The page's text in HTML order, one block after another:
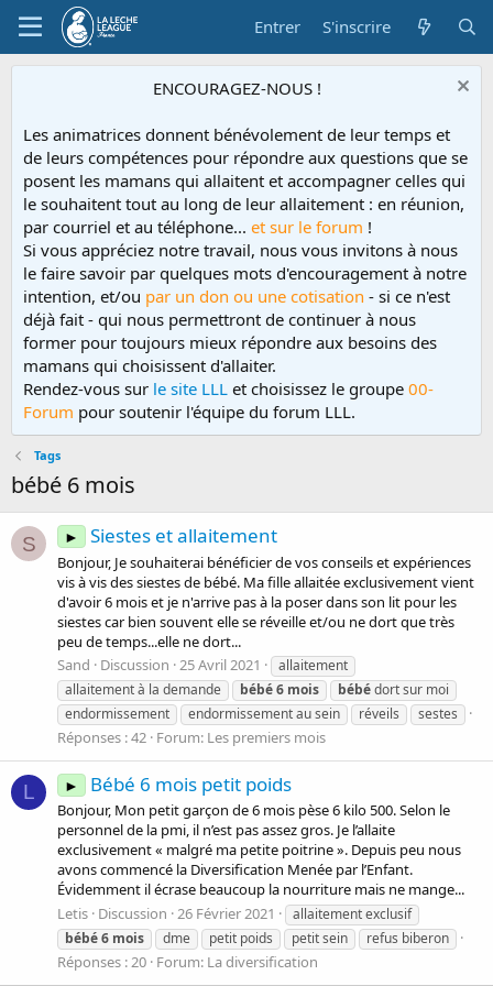
Entrer S'inscrire
ENCOURAGEZ-NOUS !
Les animatrices donnent bénévolement de leur temps et
de leurs compétences pour répondre aux questions que se
posent les mamans qui allaitent et accompagner celles qui
le souhaitent tout au long de leur allaitement : en réunion,
par courriel et au téléphone... et sur le forum !
Si vous appréciez notre travail, nous vous invitons à nous
le faire savoir par quelques mots d'encouragement à notre
intention, et/ou par un don ou une cotisation - si ce n'est
déjà fait - qui nous permettront de continuer à nous
former pour toujours mieux répondre aux besoins des
mamans qui choisissent d'allaiter.
Rendez-vous sur le site LLL et choisissez le groupe 00-
Forum pour soutenir l'équipe du forum LLL.
Tags
bébé 6 mois
S ► Siestes et allaitement
Bonjour, Je souhaiterai bénéficier de vos conseils et expériences
vis à vis des siestes de bébé. Ma fille allaitée exclusivement vient
d'avoir 6 mois et je n'arrive pas à la poser dans son lit pour les
siestes car bien souvent elle se réveille et/ou ne dort que très
peu de temps...elle ne dort...
Sand
Discussion 25 Avril 2021
allaitement
allaitement à la demande
bébé6 mois bébédort sur moi
endormissement
endormissement au sein réveils sestes
Réponses : 42 Forum: Les premiers mois
L ► Bébé 6 mois petit poids
Bonjour, Mon petit garçon de 6 mois pèse 6 kilo 500. Selon le
personnel de la pmi, il n’est pas assez gros. Je l’allaite
exclusivement « malgré ma petite poitrine ». Depuis peu nous
avons commencé la Diversification Menée par l’Enfant.
Évidemment il écrase beaucoup la nourriture mais ne mange...
Letis Discussion 26 Février 2021
allaitement exclusif
bébé6 mois dme petit poids petit sein refus biberon
Réponses : 20 Forum: La diversification